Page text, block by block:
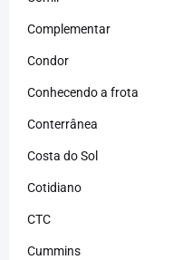
Complementar
Condor
Conhecendo a frota
Conterrânea
Costa do Sol
Cotidiano
CTC
Cummins